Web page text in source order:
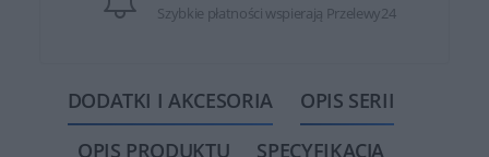
Szybkie płatności wspierają Przelewy24
DODATKI I AKCESORIA
OPIS SERII
OPIS PRODUKTU
SPECYFIKACJA